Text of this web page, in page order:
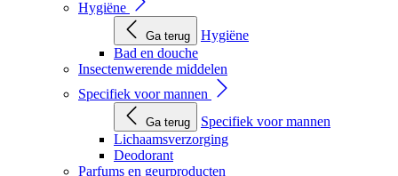
Hygiëne
Ga terug
Hygiëne
Bad en douche
Insectenwerende middelen
Specifiek voor mannen
Ga terug
Specifiek voor mannen
Lichaamsverzorging
Deodorant
Parfums en geurproducten